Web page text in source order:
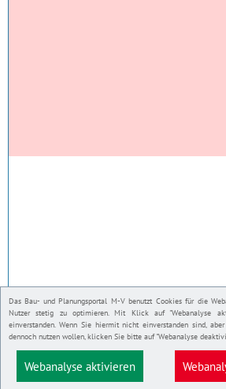
Das Bau- und Planungsportal M-V benutzt Cookies für die
Nutzer stetig zu optimieren. Mit Klick auf "Webanalyse
einverstanden. Wenn Sie hiermit nicht einverstanden sind,
dennoch nutzen wollen, klicken Sie bitte auf "Webanalyse
Webanalyse aktivieren